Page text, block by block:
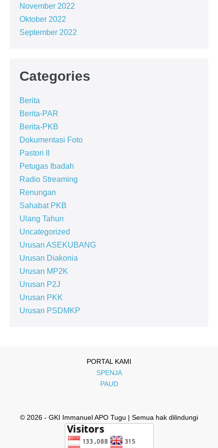
November 2022
Oktober 2022
September 2022
Categories
Berita
Berita-PAR
Berita-PKB
Dokumentasi Foto
Pastori II
Petugas Ibadah
Radio Streaming
Renungan
Sahabat PKB
Ulang Tahun
Uncategorized
Urusan ASEKUBANG
Urusan Diakonia
Urusan MP2K
Urusan P2J
Urusan PKK
Urusan PSDMKP
PORTAL KAMI
SPENJA
PAUD
© 2026 - GKI Immanuel APO Tugu | Semua hak dilindungi